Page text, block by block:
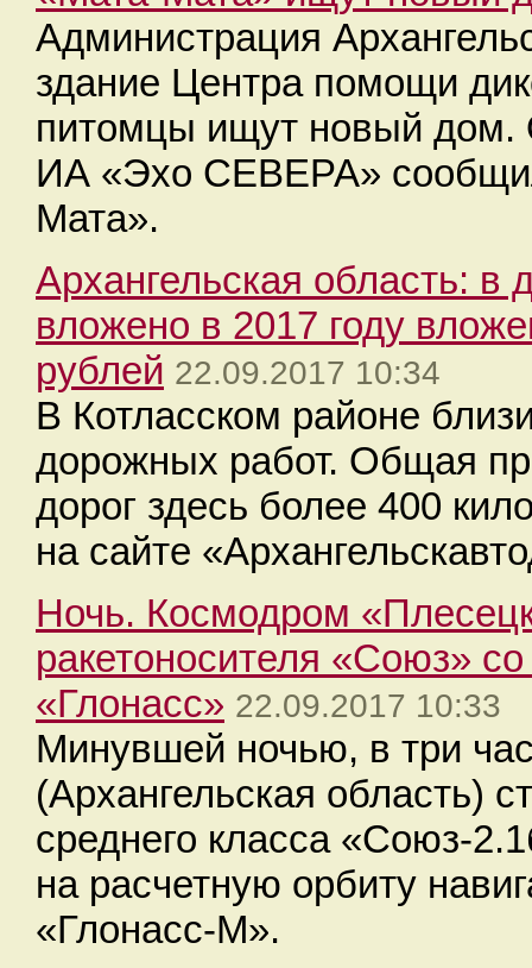
Администрация
здание Центра помощи
питомцы ищут новый дом.
ИА «Эхо СЕВЕРА»
Мата».
Архангельская область: в
вложено в 2017 году
рублей 22.09.2017 10:34
В Котласском районе
дорожных работ. Общая
дорог здесь более 400
на сайте
Ночь. Космодром
ракетоносителя «Союз»
«Глонасс» 22.09.2017 10:33
Минувшей ночью, в три
(Архангельская область)
среднего класса «Союз-
на расчетную орбиту
«Глонасс-М».